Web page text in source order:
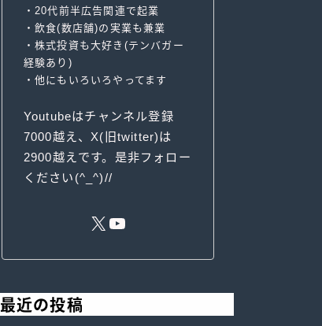
・20代前半広告関連で起業
・飲食(数店舗)の実業も兼業
・株式投資も大好き(テンバガー
経験あり)
・他にもいろいろやってます
Youtubeはチャンネル登録
7000越え、X(旧twitter)は
2900越えです。是非フォロー
ください(^_^)//
最近の投稿